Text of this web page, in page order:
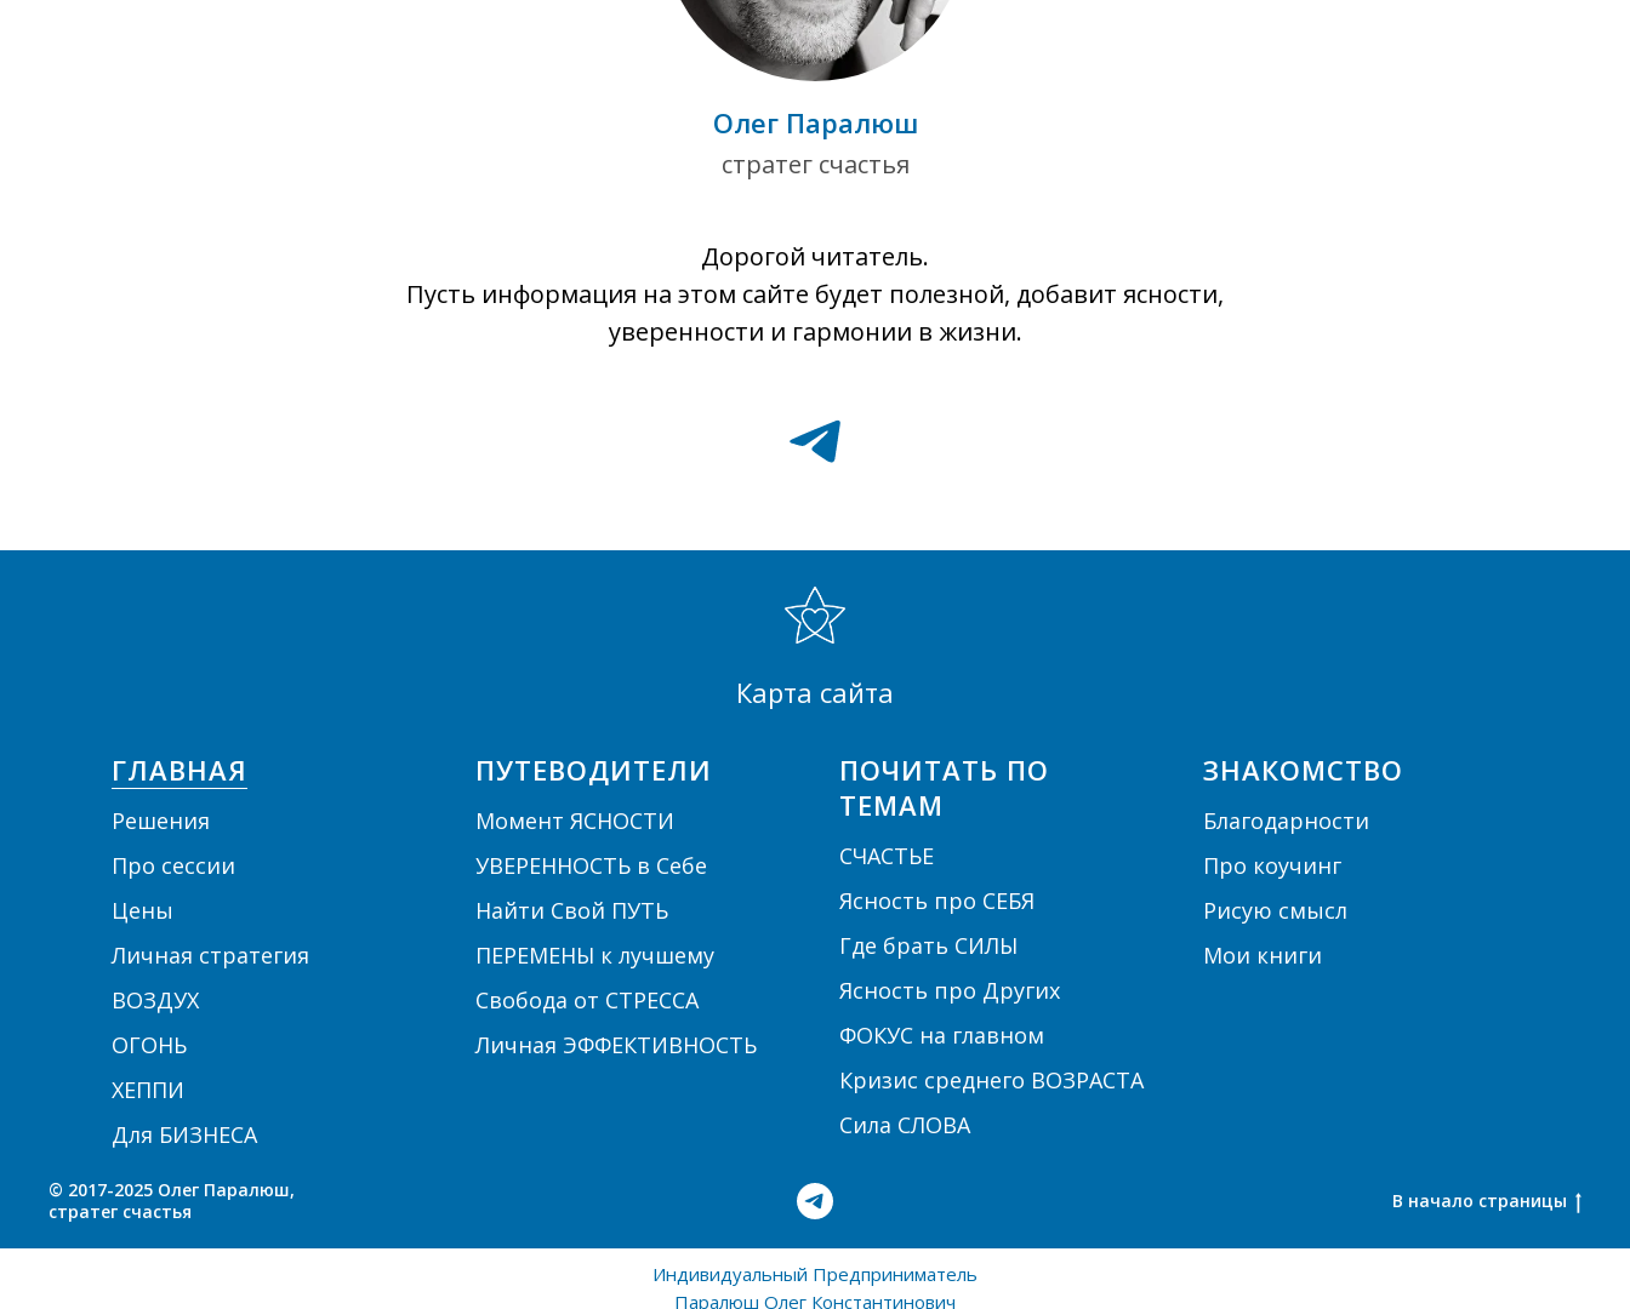
Олег Паралюш
стратег счастья
Дорогой читатель.
Пусть информация на этом сайте будет полезной, добавит ясности,
уверенности и гармонии в жизни.
Карта сайта
ГЛАВНАЯ
Решения
Про сессии
Цены
Личная стратегия
ВОЗДУХ
ОГОНЬ
ХЕППИ
Для БИЗНЕСА
ПУТЕВОДИТЕЛИ
Момент ЯСНОСТИ
УВЕРЕННОСТЬ в Себе
Найти Свой ПУТЬ
ПЕРЕМЕНЫ к лучшему
Свобода от СТРЕССА
Личная ЭФФЕКТИВНОСТЬ
ПОЧИТАТЬ ПО
ТЕМАМ
СЧАСТЬЕ
Ясность про СЕБЯ
Где брать СИЛЫ
Ясность про Других
ФОКУС на главном
Кризис среднего ВОЗРАСТА
Сила СЛОВА
ЗНАКОМСТВО
Благодарности
Про коучинг
Рисую смысл
Мои книги
© 2017-2025 Олег Паралюш,
стратег счастья
В начало страницы
Индивидуальный Предприниматель
Паралюш Олег Константинович